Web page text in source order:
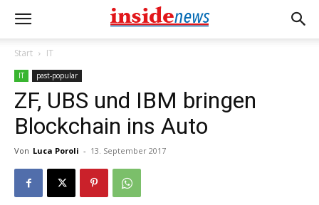
Start IT
IT past-popular
ZF, UBS und IBM bringen
Blockchain ins Auto
Von Luca Poroli - 13. September 2017